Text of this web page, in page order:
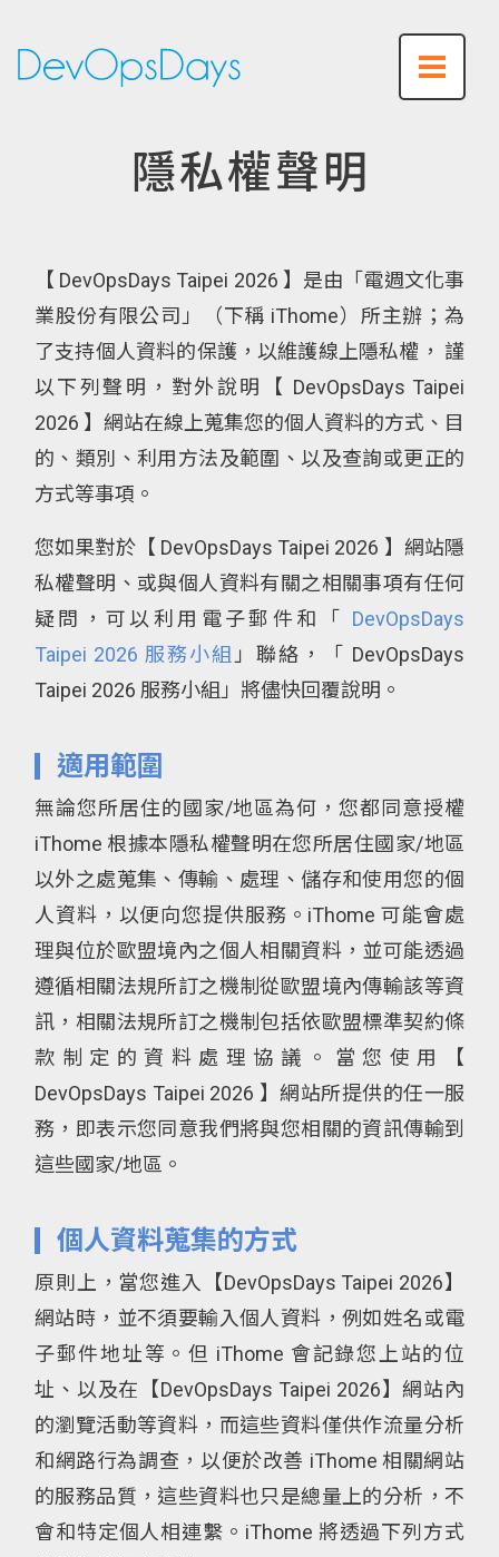
隱私權聲明
【 DevOpsDays Taipei 2026 】是由「電週文化事
業股份有限公司」（下稱 iThome）所主辦；為
了支持個人資料的保護，以維護線上隱私權， 謹
以下列聲明，對外說明【 DevOpsDays Taipei
2026 】網站在線上蒐集您的個人資料的方式、目
的、類別、利用方法及範圍、以及查詢或更正的
方式等事項。
您如果對於【 DevOpsDays Taipei 2026 】網站隱
私權聲明、或與個人資料有關之相關事項有任何
疑問，可以利用電子郵件和「 DevOpsDays
Taipei 2026 服務小組 」聯絡，「 DevOpsDays
Taipei 2026 服務小組」將儘快回覆說明。
適用範圍
無論您所居住的國家/地區為何，您都同意授權
iThome 根據本隱私權聲明在您所居住國家/地區
以外之處蒐集、傳輸、處理、儲存和使用您的個
人資料，以便向您提供服務。iThome 可能會處
理與位於歐盟境內之個人相關資料，並可能透過
遵循相關法規所訂之機制從歐盟境內傳輸該等資
訊，相關法規所訂之機制包括依歐盟標準契約條
款制定的資料處理協議。當您使用【
DevOpsDays Taipei 2026 】網站所提供的任一服
務，即表示您同意我們將與您相關的資訊傳輸到
這些國家/地區。
個人資料蒐集的方式
原則上，當您進入【DevOpsDays Taipei 2026】
網站時，並不須要輸入個人資料，例如姓名或電
子郵件地址等。但 iThome 會記錄您上站的位
址、以及在【DevOpsDays Taipei 2026】網站內
的瀏覽活動等資料，而這些資料僅供作流量分析
和網路行為調查，以便於改善 iThome 相關網站
的服務品質，這些資料也只是總量上的分析，不
會和特定個人相連繫。iThome 將透過下列方式